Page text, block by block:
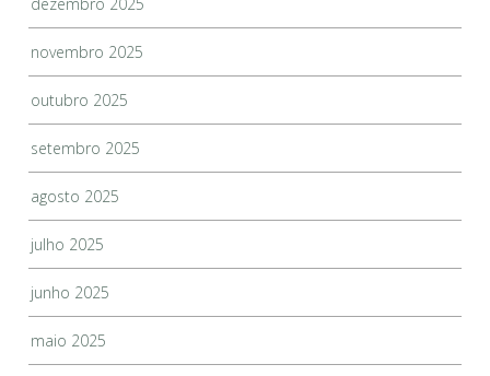
novembro 2025
outubro 2025
setembro 2025
agosto 2025
julho 2025
junho 2025
maio 2025